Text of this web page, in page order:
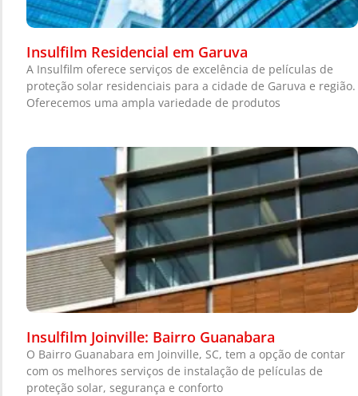
Insulfilm Residencial em Garuva
A Insulfilm oferece serviços de excelência de películas de
proteção solar residenciais para a cidade de Garuva e região.
Oferecemos uma ampla variedade de produtos
Insulfilm Joinville: Bairro Guanabara
O Bairro Guanabara em Joinville, SC, tem a opção de contar
com os melhores serviços de instalação de películas de
proteção solar, segurança e conforto